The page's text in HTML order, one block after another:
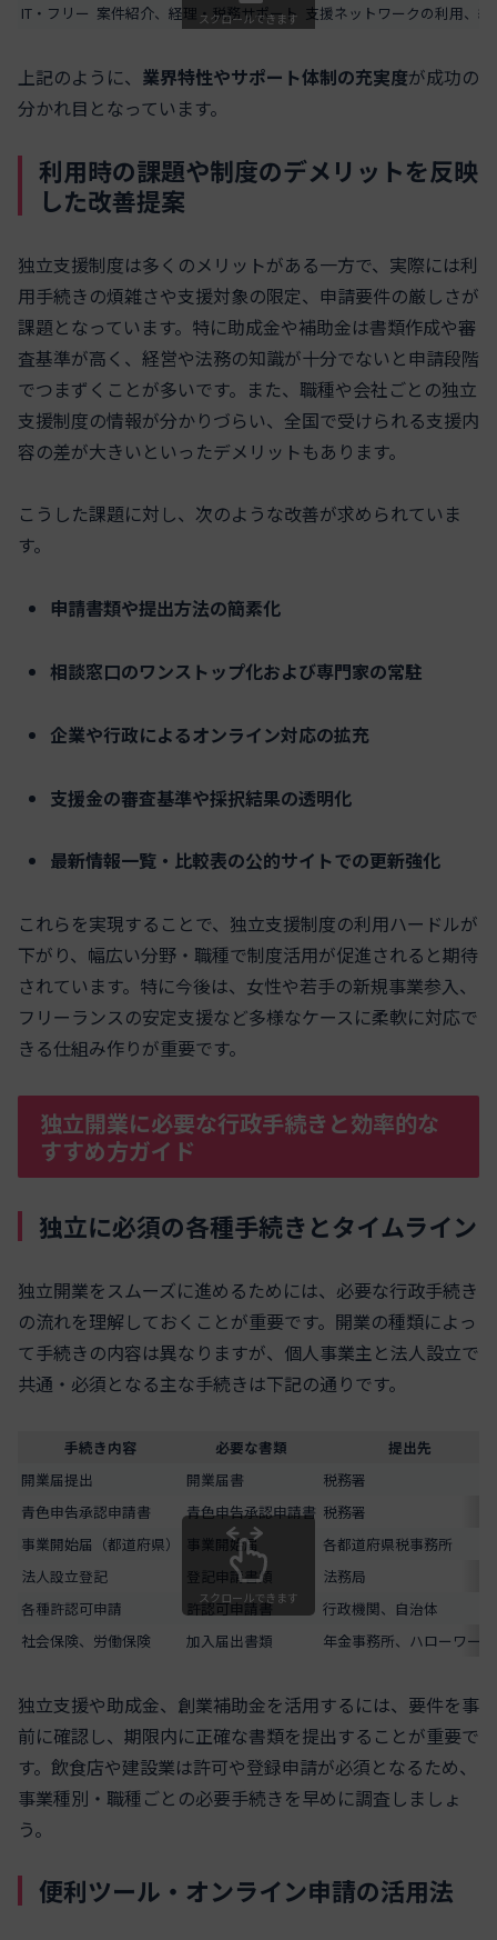
IT・フリー 案件紹介、経理・税務サポート 支援ネットワークの利用、
スクロールできます
上記のように、 業界特性やサポート体制の充実度が成功の
分かれ目となっています。
利用時の課題や制度のデメリットを反映
した改善提案
独立支援制度は多くのメリットがある一方で、実際には利
用手続きの煩雑さや支援対象の限定、申請要件の厳しさが
課題となっています。特に助成金や補助金は書類作成や審
査基準が高く、経営や法務の知識が十分でないと申請段階
でつまずくことが多いです。また、職種や会社ごとの独立
支援制度の情報が分かりづらい、全国で受けられる支援内
容の差が大きいといったデメリットもあります。
こうした課題に対し、次のような改善が求められていま
す。
申請書類や提出方法の簡素化
相談窓口のワンストップ化および専門家の常駐
企業や行政によるオンライン対応の拡充
支援金の審査基準や採択結果の透明化
最新情報一覧・比較表の公的サイトでの更新強化
これらを実現することで、独立支援制度の利用ハードルが
下がり、幅広い分野・職種で制度活用が促進されると期待
されています。特に今後は、女性や若手の新規事業参入、
フリーランスの安定支援など多様なケースに柔軟に対応で
きる仕組み作りが重要です。
独立開業に必要な行政手続きと効率的な
すすめ方ガイド
独立に必須の各種手続きとタイムライン
独立開業をスムーズに進めるためには、必要な行政手続き
の流れを理解しておくことが重要です。開業の種類によっ
て手続きの内容は異なりますが、個人事業主と法人設立で
共通・必須となる主な手続きは下記の通りです。
手続き内容 必要な書類
提出先
開業届提出
開業届書
税務署
青色申告承認申請書
青色申告承認申請書 税務署
事業開始届（都道府県）
事業開始届
各都道府県税事務所
法人設立登記
登記申請書類
法務局
各種許認可申請
許認可申請書
行政機関、自治体
社会保険、労働保険
加入届出書類 年金事務所、ハローワーク
スクロールできます
独立支援や助成金、創業補助金を活用するには、要件を事
前に確認し、期限内に正確な書類を提出することが重要で
す。飲食店や建設業は許可や登録申請が必須となるため、
事業種別・職種ごとの必要手続きを早めに調査しましょ
う。
便利ツール・オンライン申請の活用法